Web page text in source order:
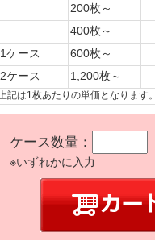
200枚～
400枚～
1ケース
600枚～
2ケース
1,200枚～
上記は1枚あたりの単価となります。
ケース数量：
※いずれかに入力